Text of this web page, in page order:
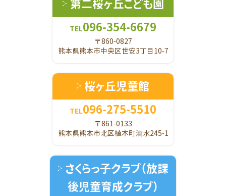
第二桜ヶ丘こども園
TEL096-354-6679
〒860-0827
熊本県熊本市中央区世安3丁目10-7
桜ヶ丘児童館
TEL096-275-5510
〒861-0133
熊本県熊本市北区植木町滴水245-1
さくらっ子クラブ（放課
後児童育成クラブ）